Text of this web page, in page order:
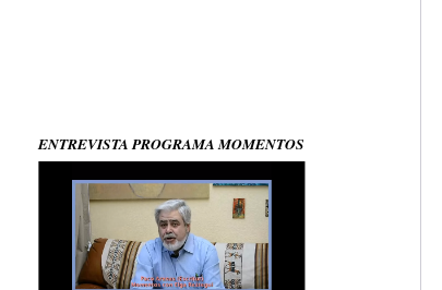
ENTREVISTA PROGRAMA MOMENTOS